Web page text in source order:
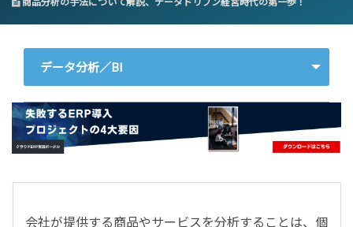
データ分析／BI
ERP
会計
CRM／営業支援／Eコマース
会社が提供する商品やサービスを分析することは、個